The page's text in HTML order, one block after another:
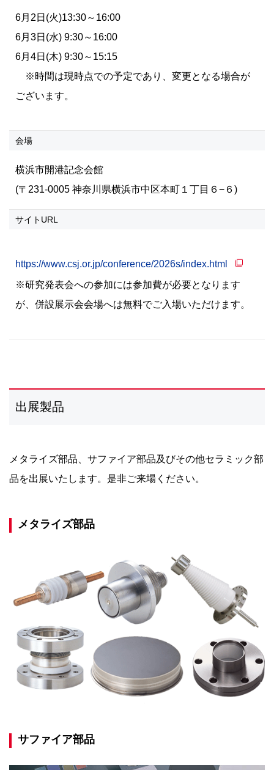
6月2日(火)13:30～16:00
6月3日(水) 9:30～16:00
6月4日(木) 9:30～15:15
※時間は現時点での予定であり、変更となる場合が
ございます。
会場
横浜市開港記念会館
(〒231-0005 神奈川県横浜市中区本町１丁目６−６ )
サイトURL
https://www.csj.or.jp/conference/2026s/index.html
※研究発表会への参加には参加費が必要となります
が、併設展示会会場へは無料でご入場いただけます。
出展製品
メタライズ部品、サファイア部品及びその他セラミック部
品を出展いたします。是非ご来場ください。
メタライズ部品
サファイア部品